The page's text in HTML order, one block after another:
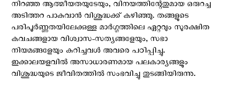
നിറഞ്ഞ ആത്മീയതയുടേയും, വിനയത്തിന്റേതുമായ ഒരുറച്ച
അടിത്തറ പാകുവാന്‍ വിശുദ്ധക്ക് കഴിഞ്ഞു. തങ്ങളുടെ
പരിപൂര്‍ണ്ണതയിലേക്കുള്ള മാര്‍ഗ്ഗത്തിലെ ഏറ്റവും സുരക്ഷിത
കവചങ്ങളായ വിശ്വാസ-സത്യങ്ങളേയും, സഭാ
നിയമങ്ങളേയും കുറിച്ചവള്‍ അവരെ പഠിപ്പിച്ചു.
ഇക്കാലയളവില്‍ അസാധാരണമായ പലകാര്യങ്ങളും
വിശുദ്ധയുടെ ജീവിതത്തില്‍ സംഭവിച്ചു തുടങ്ങിയിരുന്നു.